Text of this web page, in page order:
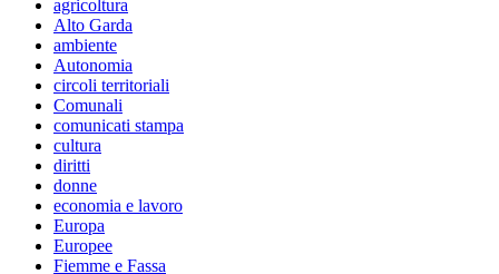
agricoltura
Alto Garda
ambiente
Autonomia
circoli territoriali
Comunali
comunicati stampa
cultura
diritti
donne
economia e lavoro
Europa
Europee
Fiemme e Fassa